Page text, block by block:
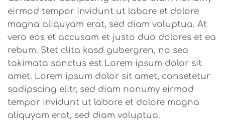
eirmod tempor invidunt ut labore et dolore
magna aliquyam erat, sed diam voluptua. At
vero eos et accusam et justo duo dolores et ea
rebum. Stet clita kasd gubergren, no sea
takimata sanctus est Lorem ipsum dolor sit
amet. Lorem ipsum dolor sit amet, consetetur
sadipscing elitr, sed diam nonumy eirmod
tempor invidunt ut labore et dolore magna
aliquyam erat, sed diam voluptua.